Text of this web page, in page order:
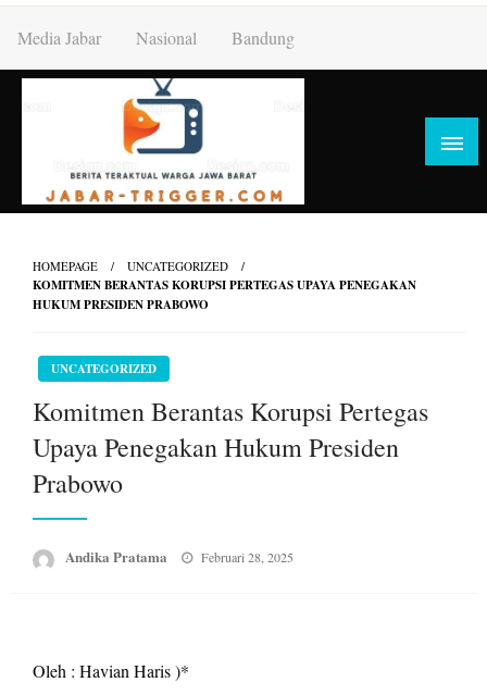
content
Media Jabar Nasional Bandung
HOMEPAGE UNCATEGORIZED
KOMITMEN BERANTAS KORUPSI PERTEGAS UPAYA PENEGAKAN
HUKUM PRESIDEN PRABOWO
UNCATEGORIZED
Komitmen Berantas Korupsi Pertegas
Upaya Penegakan Hukum Presiden
Prabowo
Andika Pratama
Posted
Februari 28, 2025
Oleh : Havian Haris )*